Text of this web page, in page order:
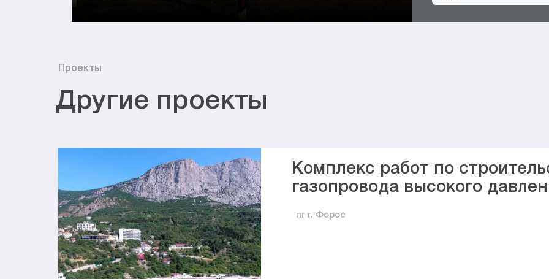
Проекты
Другие проекты
Комплекс работ по
газопровода высокого
пгт. Форос